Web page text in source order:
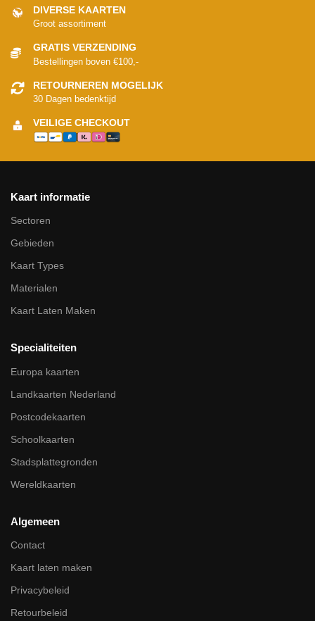
DIVERSE KAARTEN
Groot assortiment
GRATIS VERZENDING
Bestellingen boven €100,-
RETOURNEREN MOGELIJK
30 Dagen bedenktijd
VEILIGE CHECKOUT
Kaart informatie
Sectoren
Gebieden
Kaart Types
Materialen
Kaart Laten Maken
Specialiteiten
Europa kaarten
Landkaarten Nederland
Postcodekaarten
Schoolkaarten
Stadsplattegronden
Wereldkaarten
Algemeen
Contact
Kaart laten maken
Privacybeleid
Retourbeleid